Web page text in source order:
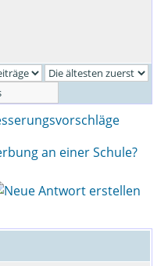
an einer Schule?